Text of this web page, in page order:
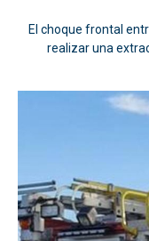
El choque frontal
realizar una